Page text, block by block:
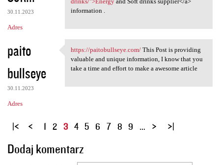
30.11.2023
Adres
information .
paito
bullseye
30.11.2023
Adres
https://paitobullseye.com/
https://paitobullseye.com/This Post is providing
valuable and unique information, I know that you
take a time and effort to make a awesome article
S
r
1 2 3 4 5 6 7 8 9 …
Dodaj komentarz